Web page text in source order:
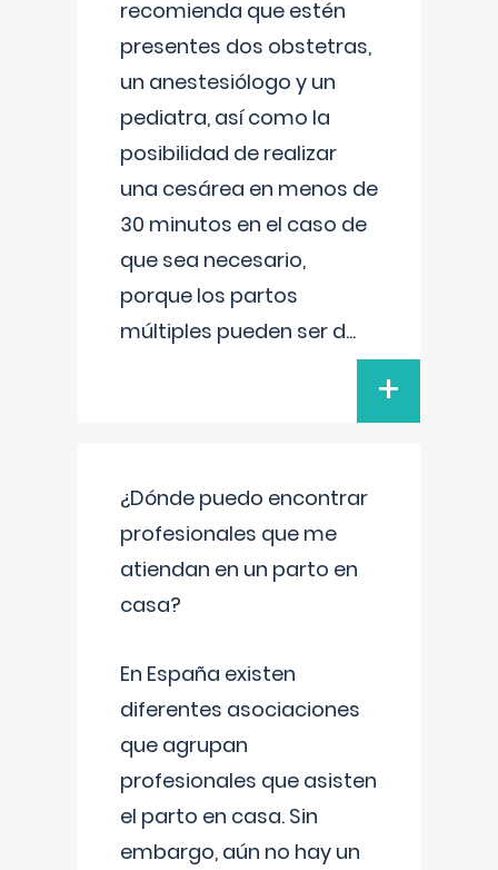
recomienda que estén
presentes dos obstetras,
un anestesiólogo y un
pediatra, así como la
posibilidad de realizar
una cesárea en menos de
30 minutos en el caso de
que sea necesario,
porque los partos
múltiples pueden ser d...
+
¿Dónde puedo encontrar
profesionales que me
atiendan en un parto en
casa?
En España existen
diferentes asociaciones
que agrupan
profesionales que asisten
el parto en casa. Sin
embargo, aún no hay un